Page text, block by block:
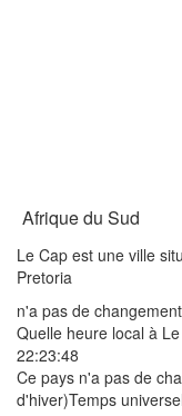
Afrique du Sud
Le Cap est une ville
Pretoria
n'a pas de
Quelle heure local à
22:23:48
Ce pays n'a pas de
d'hiver)Temps